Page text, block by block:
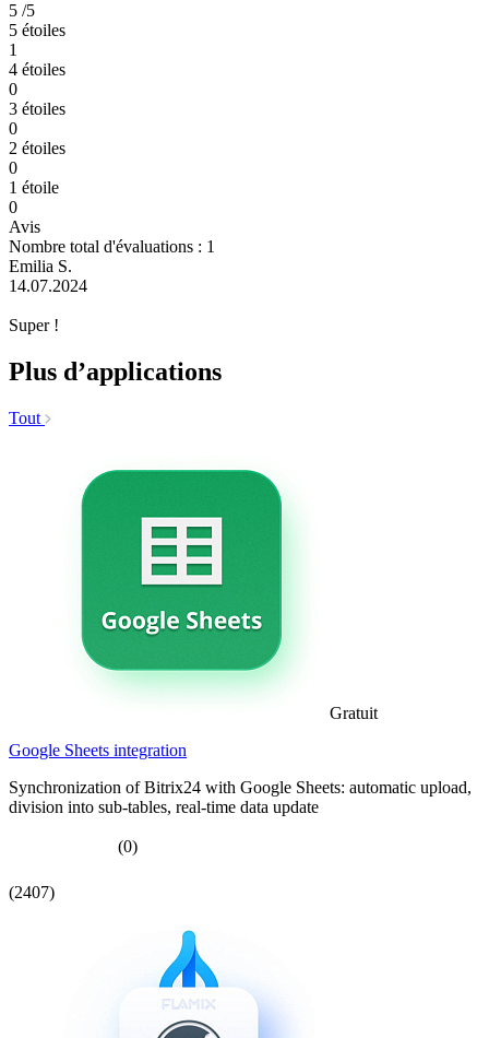
5 /5
5 étoiles
1
4 étoiles
0
3 étoiles
0
2 étoiles
0
1 étoile
0
Avis
Nombre total d'évaluations : 1
Emilia S.
14.07.2024
Super !
Plus d’applications
Tout
Gratuit
Google Sheets integration
Synchronization of Bitrix24 with Google Sheets: automatic upload,
division into sub-tables, real-time data update
(0)
(2407)